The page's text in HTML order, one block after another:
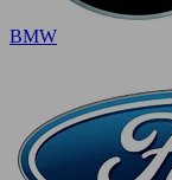
BMW